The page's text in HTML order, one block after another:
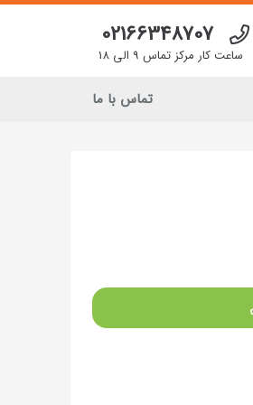
02166348707
ساعت کار مرکز تماس 9 الی 18
تماس با ما